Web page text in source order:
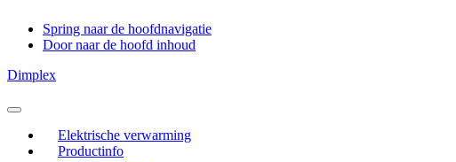
Spring naar de hoofdnavigatie
Door naar de hoofd inhoud
Dimplex
Header
RechtsElektrische verwarming
Productinfo